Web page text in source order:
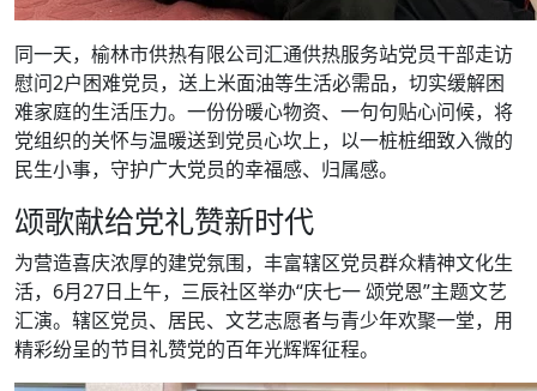
同一天，榆林市供热有限公司汇通供热服务站党员干部走访
慰问2户困难党员，送上米面油等生活必需品，切实缓解困
难家庭的生活压力。一份份暖心物资、一句句贴心问候，将
党组织的关怀与温暖送到党员心坎上，以一桩桩细致入微的
民生小事，守护广大党员的幸福感、归属感。
颂歌献给党礼赞新时代
为营造喜庆浓厚的建党氛围，丰富辖区党员群众精神文化生
活，6月27日上午，三辰社区举办“庆七一 颂党恩”主题文艺
汇演。辖区党员、居民、文艺志愿者与青少年欢聚一堂，用
精彩纷呈的节目礼赞党的百年光辉辉征程。